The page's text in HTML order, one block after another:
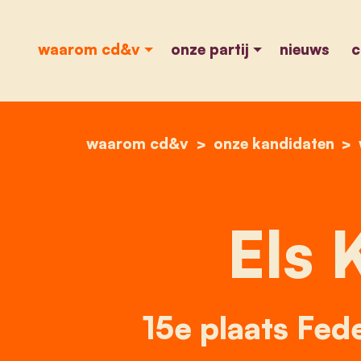
waarom cd&v onze partij nieuws
waarom cd&v onze kandidaten
Els
15e plaats